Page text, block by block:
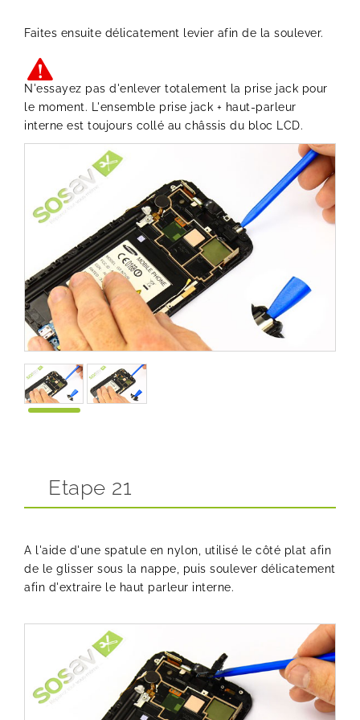
Faites ensuite délicatement levier afin de la soulever.
N'essayez pas d'enlever totalement la prise jack pour
le moment. L'ensemble prise jack + haut-parleur
interne est toujours collé au châssis du bloc LCD.
Etape 21
A l'aide d'une spatule en nylon, utilisé le côté plat afin
de le glisser sous la nappe, puis soulever délicatement
afin d'extraire le haut parleur interne.